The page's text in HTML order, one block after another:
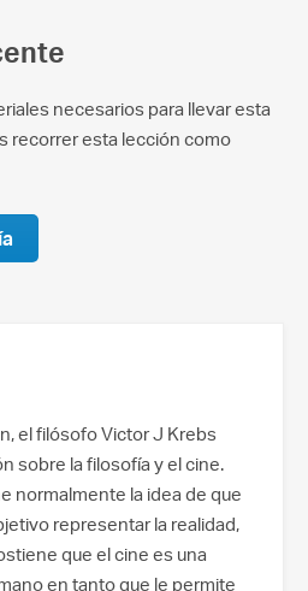
necesarios para llevar esta
recorrer esta lección como
el filósofo Victor J Krebs
sobre la filosofía y el cine.
normalmente la idea de que
representar la realidad,
que el cine es una
en tanto que le permite